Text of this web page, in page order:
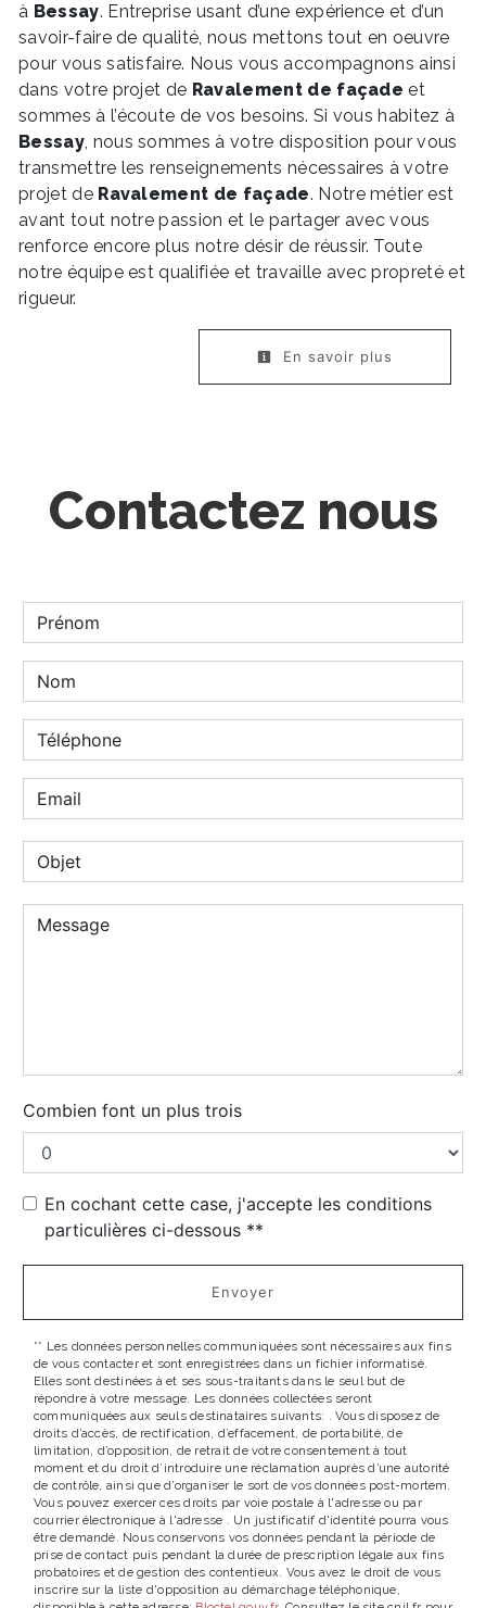
à Bessay. Entreprise usant d’une expérience et d’un
savoir-faire de qualité, nous mettons tout en oeuvre
pour vous satisfaire. Nous vous accompagnons ainsi
dans votre projet de Ravalement de façade et
sommes à l’écoute de vos besoins. Si vous habitez à
Bessay, nous sommes à votre disposition pour vous
transmettre les renseignements nécessaires à votre
projet de Ravalement de façade. Notre métier est
avant tout notre passion et le partager avec vous
renforce encore plus notre désir de réussir. Toute
notre équipe est qualifiée et travaille avec propreté et
rigueur.
En savoir plus
Contactez nous
Combien font un plus trois
En cochant cette case, j'accepte les conditions
particulières ci-dessous **
Envoyer
** Les données personnelles communiquées sont nécessaires aux fins
de vous contacter et sont enregistrées dans un fichier informatisé.
Elles sont destinées à et ses sous-traitants dans le seul but de
répondre à votre message. Les données collectées seront
communiquées aux seuls destinataires suivants: . Vous disposez de
droits d’accès, de rectification, d’effacement, de portabilité, de
limitation, d’opposition, de retrait de votre consentement à tout
moment et du droit d’introduire une réclamation auprès d’une autorité
de contrôle, ainsi que d’organiser le sort de vos données post-mortem.
Vous pouvez exercer ces droits par voie postale à l'adresse ou par
courrier électronique à l'adresse . Un justificatif d'identité pourra vous
être demandé. Nous conservons vos données pendant la période de
prise de contact puis pendant la durée de prescription légale aux fins
probatoires et de gestion des contentieux. Vous avez le droit de vous
inscrire sur la liste d'opposition au démarchage téléphonique,